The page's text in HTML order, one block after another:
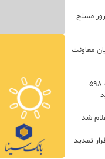
۲۱ مزدور موساد و ۴ شرور مسلح
معاونت
توسعه خدمات رفاهی جاده‌ای با احداث ۵۹۸
شد
تمدید